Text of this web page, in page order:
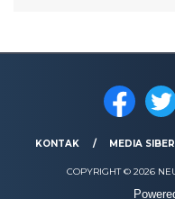
KONTAK MEDIA SIBER
COPYRIGHT © 2026